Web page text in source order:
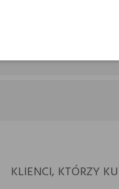
KLIENCI, KTÓRZY